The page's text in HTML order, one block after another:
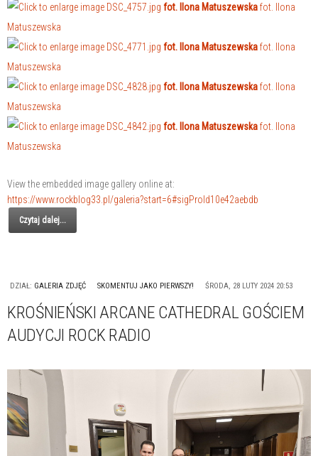
fot. Ilona Matuszewskafot. Ilona
Matuszewska
fot. Ilona Matuszewskafot. Ilona
Matuszewska
fot. Ilona Matuszewskafot. Ilona
Matuszewska
fot. Ilona Matuszewskafot. Ilona
Matuszewska
View the embedded image gallery online at:
https://www.rockblog33.pl/galeria?start=6#sigProId10e42aebdb
Czytaj dalej...
DZIAŁ: GALERIA ZDJĘĆ SKOMENTUJ JAKO PIERWSZY! ŚRODA, 28 LUTY 2024 20:53
KROŚNIEŃSKI ARCANE CATHEDRAL GOŚCIEM
AUDYCJI ROCK RADIO